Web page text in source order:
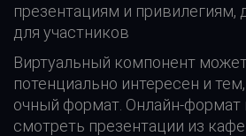
презентациям и привилегиям,
для участников
Виртуальный компонент
потенциально интересен и
очный формат. Онлайн-формат
смотреть презентации из